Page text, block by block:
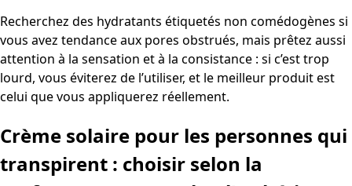
Recherchez des hydratants étiquetés non comédogènes si
vous avez tendance aux pores obstrués, mais prêtez aussi
attention à la sensation et à la consistance : si c’est trop
lourd, vous éviterez de l’utiliser, et le meilleur produit est
celui que vous appliquerez réellement.
Crème solaire pour les personnes qui
transpirent : choisir selon la